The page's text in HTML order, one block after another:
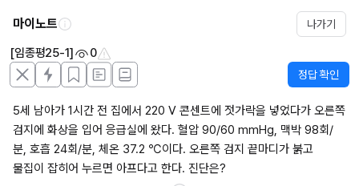
마이노트 나가기
[임종평25-1] 0
정답 확인
5세 남아가 1시간 전 집에서 220 V 콘센트에 젓가락을 넣었다가 오른쪽
검지에 화상을 입어 응급실에 왔다. 혈압 90/60 mmHg, 맥박 98회/
분, 호흡 24회/분, 체온 37.2 ℃이다. 오른쪽 검지 끝마디가 붉고
물집이 잡히어 누르면 아프다고 한다. 진단은?